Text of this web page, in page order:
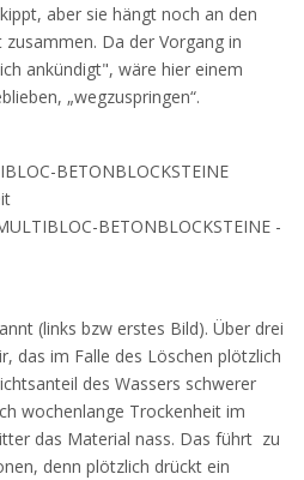
aber sie hängt noch an den
Da der Vorgang in
ankündigt", wäre hier einem
„wegzuspringen“.
(links bzw erstes Bild). Über drei
das im Falle des Löschen plötzlich
des Wassers schwerer
wochenlange Trockenheit im
das Material nass. Das führt zu
denn plötzlich drückt ein